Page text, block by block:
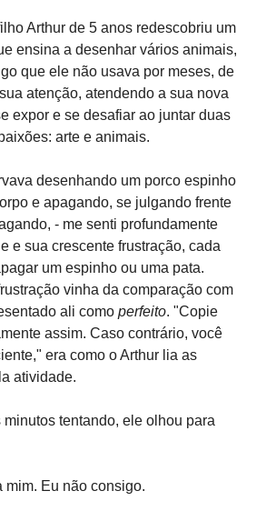
Arthur de 5 anos redescobriu um
ensina a desenhar vários animais,
que ele não usava por meses, de
atenção, atendendo a sua nova
expor e se desafiar ao juntar duas
arte e animais.
desenhando um porco espinho
e apagando, se julgando frente
- me senti profundamente
e sua crescente frustração, cada
um espinho ou uma pata.
vinha da comparação com
ali como perfeito. "Copie
assim. Caso contrário, você
era como o Arthur lia as
atividade.
tentando, ele olhou para
mim. Eu não consigo.